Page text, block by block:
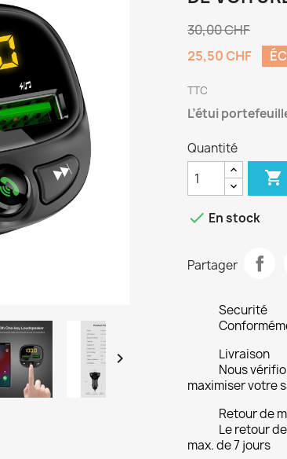

30,00 CHF
25,50 CHF
TTC
L’étui
Quantité

 En stock
Partager
Securité
Livraison
Nous
maximiser votre
Retour de
Le retour
max. de 7 jours